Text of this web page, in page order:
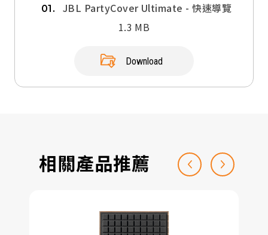
01.
JBL PartyCover Ultimate - 快速導覽
1.3 MB
Download
相關產品推薦